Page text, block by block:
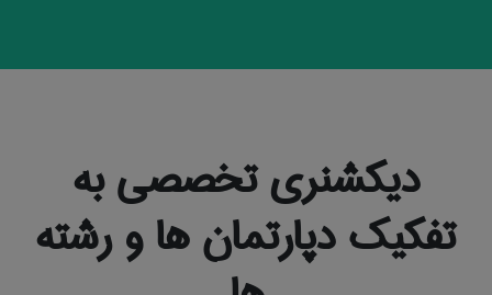
دیکشنری تخصصی به
تفکیک دپارتمان ها و رشته